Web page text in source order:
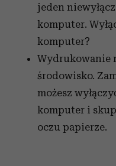
jeden
komputer.
komputer?
Wydrukowanie
środowisko.
możesz
komputer i
oczu papierze.